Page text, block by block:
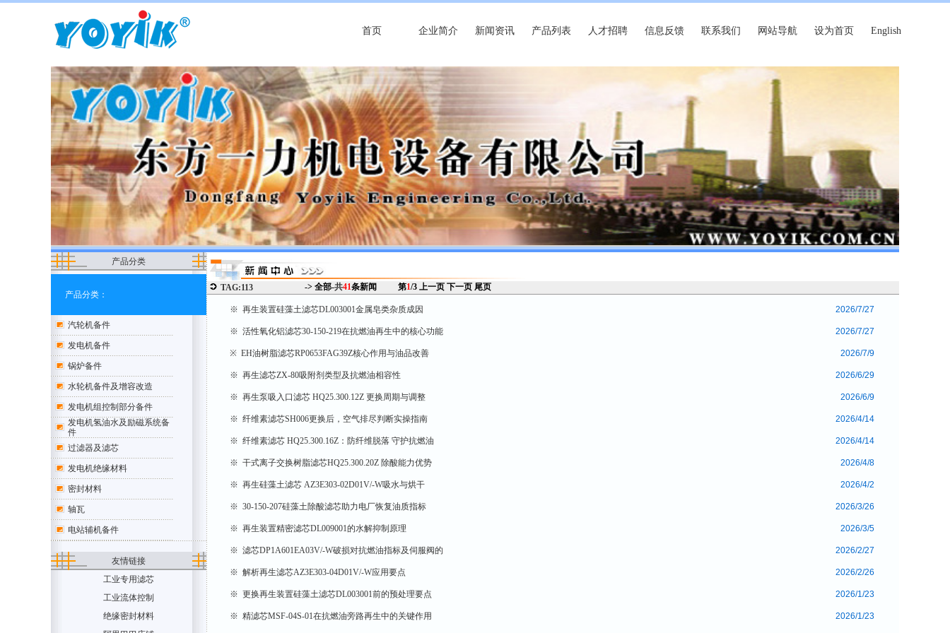
首页 企业简介 新闻资讯 产品列表 人才招聘 信息反馈 联系我们 网站导航 设为首页 English
产品分类
产品分类：
汽轮机备件
发电机备件
锅炉备件
水轮机备件及增容改造
发电机组控制部分备件
发电机氢油水及励磁系统备
件
过滤器及滤芯
发电机绝缘材料
密封材料
轴瓦
电站辅机备件
友情链接
工业专用滤芯
工业流体控制
绝缘密封材料
TAG:113 -> 全部-共41条新闻 第1/3 上一页 下一页 尾页
※ 再生装置硅藻土滤芯DL003001金属皂类杂质成因 2026/7/27
※ 活性氧化铝滤芯30-150-219在抗燃油再生中的核心功能 2026/7/27
※ EH油树脂滤芯RP0653FAG39Z核心作用与油品改善 2026/7/9
※ 再生滤芯ZX-80吸附剂类型及抗燃油相容性 2026/6/29
※ 再生泵吸入口滤芯 HQ25.300.12Z 更换周期与调整 2026/6/9
※ 纤维素滤芯SH006更换后，空气排尽判断实操指南 2026/4/14
※ 纤维素滤芯 HQ25.300.16Z：防纤维脱落 守护抗燃油 2026/4/14
※ 干式离子交换树脂滤芯HQ25.300.20Z 除酸能力优势 2026/4/8
※ 再生硅藻土滤芯 AZ3E303-02D01V/-W吸水与烘干 2026/4/2
※ 30-150-207硅藻土除酸滤芯助力电厂恢复油质指标 2026/3/26
※ 再生装置精密滤芯DL009001的水解抑制原理 2026/3/5
※ 滤芯DP1A601EA03V/-W破损对抗燃油指标及伺服阀的 2026/2/27
※ 解析再生滤芯AZ3E303-04D01V/-W应用要点 2026/2/26
※ 更换再生装置硅藻土滤芯DL003001前的预处理要点 2026/1/23
※ 精滤芯MSF-04S-01在抗燃油旁路再生中的关键作用 2026/1/23